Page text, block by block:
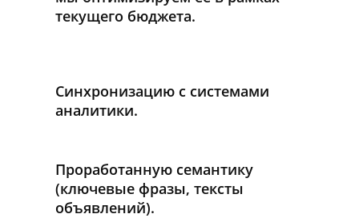
текущего бюджета.
Синхронизацию с системами
аналитики.
Проработанную семантику
(ключевые фразы, тексты
объявлений).